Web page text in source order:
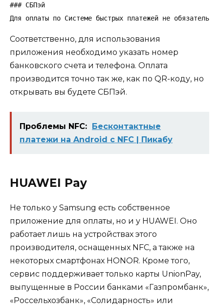
### СБПэй
Для оплаты по Системе быстрых платежей не
Соответственно, для использования
приложения необходимо указать номер
банковского счета и телефона. Оплата
производится точно так же, как по QR-коду, но
открывать вы будете СБПэй.
Проблемы NFC:
Бесконтактные
платежи на Android с NFC | Пикабу
HUAWEI Pay
Не только у Samsung есть собственное
приложение для оплаты, но и у HUAWEI. Оно
работает лишь на устройствах этого
производителя, оснащенных NFC, а также на
некоторых смартфонах HONOR. Кроме того,
сервис поддерживает только карты UnionPay,
выпущенные в России банками «Газпромбанк»,
«Россельхозбанк», «Солидарность» или